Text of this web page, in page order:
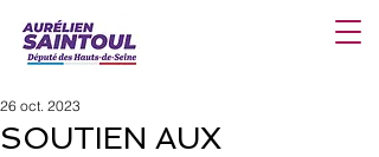
SOUTIEN AUX
26 oct. 2023